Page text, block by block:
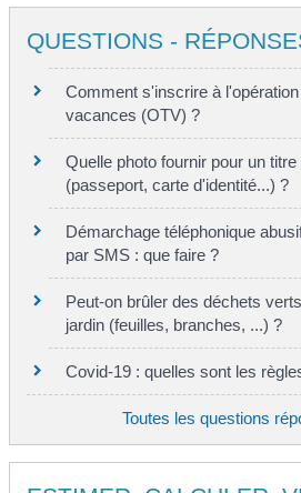
QUESTIONS -
Comment s'inscrire à
vacances (OTV) ?
Quelle photo fournir pour un titre
(passeport, carte d'identité...) ?
Démarchage téléphonique
par SMS : que faire ?
Peut-on brûler des déchets
jardin (feuilles, branches, ...) ?
Covid-19 : quelles sont les
Toutes les questions